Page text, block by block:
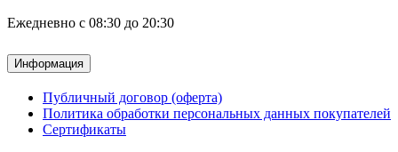
Ежедневно с 08:30 до 20:30
Информация
Публичный договор (оферта)
Политика обработки персональных данных покупателей
Сертификаты